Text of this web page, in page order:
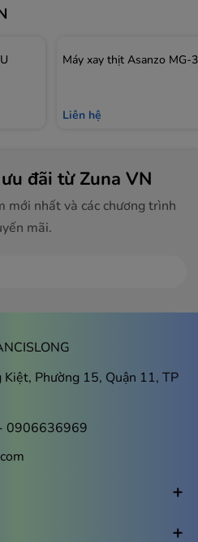
khiển nút nhấn đơn giản
khi lắp cối vừa thân
Máy xay thịt Asanzo MG-
Liên hệ
đãi từ Zuna VN
mới nhất và các chương trình
mãi.
Phường 15, Quận 11, TP
0906636969